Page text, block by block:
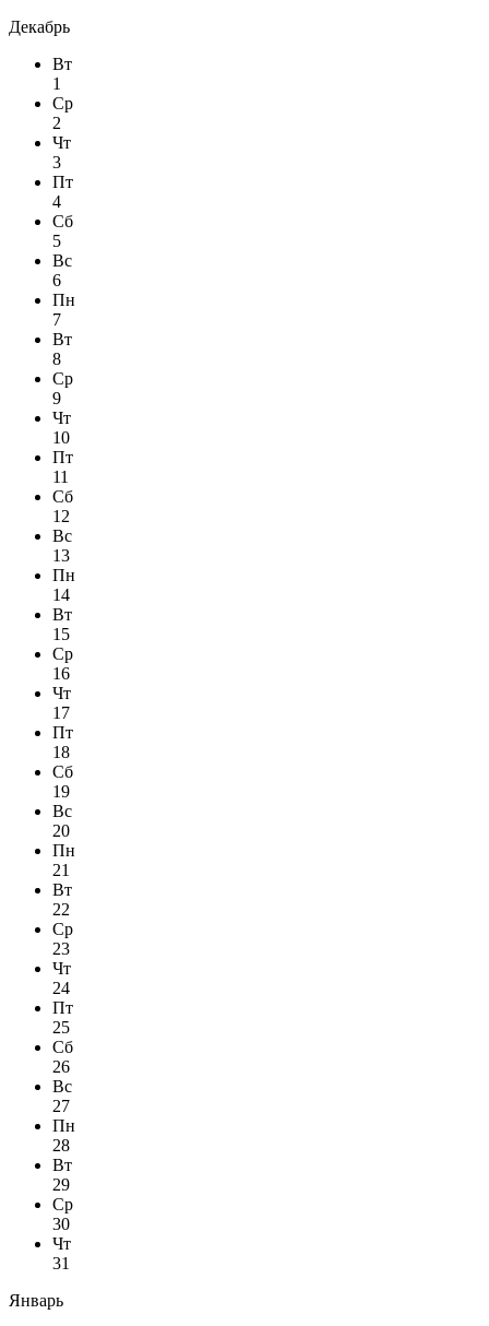
Декабрь
Вт
1
Ср
2
Чт
3
Пт
4
Сб
5
Вс
6
Пн
7
Вт
8
Ср
9
Чт
10
Пт
11
Сб
12
Вс
13
Пн
14
Вт
15
Ср
16
Чт
17
Пт
18
Сб
19
Вс
20
Пн
21
Вт
22
Ср
23
Чт
24
Пт
25
Сб
26
Вс
27
Пн
28
Вт
29
Ср
30
Чт
31
Январь